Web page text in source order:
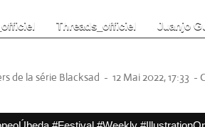
Threads_officiel Juanjo
de la série Blacksad - 12 Mai 2022, 17:33 -